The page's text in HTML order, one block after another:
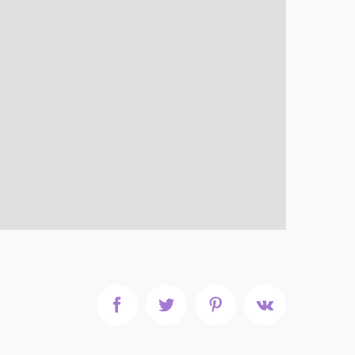
FacebookTwitter PinterestVk